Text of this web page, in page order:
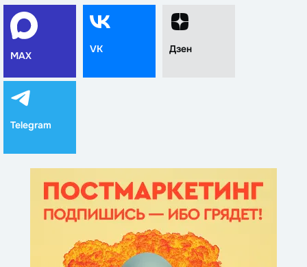
MAX
VK Дзен
Telegram